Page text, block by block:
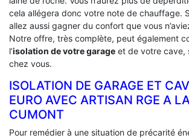
cela allégera donc votre note de chauffage.
allez aussi gagner du confort que vous
Notre offre, très complète, peut également
l’isolation de votre garage et de votre cave,
chez vous.
ISOLATION DE GARAGE ET
EURO AVEC ARTISAN RGE A
CUMONT
Pour remédier à une situation de précarité